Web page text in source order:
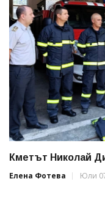
Кметът Николай
Елена Фотева
Юли